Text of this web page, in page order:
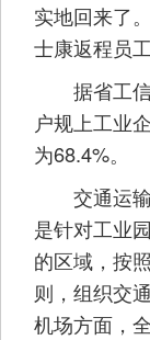
实地回来了
士康返程员
据省工信
户规上工业
为68.4%。
交通运输
是针对工业
的区域，按
则，组织交
机场方面，